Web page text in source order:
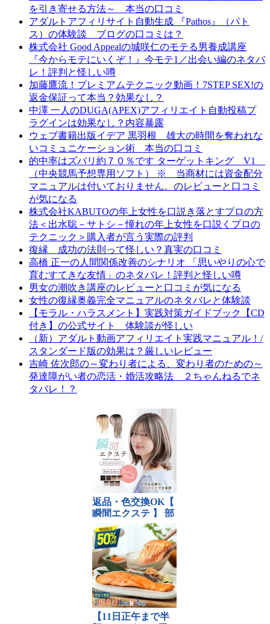
を引き寄せる方法～ 本当の口コミ
アダルトアフィリサイト自動生成 『Pathos』（パト
ス）の体験談 ブログの口コミは？
株式会社 Good Appealの城咲仁のモテる男養成講座
『今からモテにいくぞ！』今モテ1／出会い編のネタバ
レ！評判と怪しい噂
加藤鷹流！プレミアムテクニック動画！7STEP SEX!の
返金保証って本当？効果なし？
中澤 一人のDUGA(APEX)アフィリエイト自動投稿プ
ラグインは効果なし？内容暴露
ウェブ書籍出版イデア 黒羽根 雄大の時間を奪われな
いコミュニケーション術 本当の口コミ
的中率はズバリ約７０％です ターゲットキング V1
（中央競馬予想専用ソフト） ※ 当商材には資金配分
マニュアルは付いておりません。のレビューと口コミ
が気になる
株式会社KABUTOの年上女性を口説き落とすプロの方
法＜出水聡－サトシ－憧れの年上女性を口説くプロの
テクニック＞購入者が言う実際の評判
復縁 成功の法則って怪しい？真実の口コミ
高橋 正一の人間関係改善のシナリオ 「思いやりの心で
育むすてきな友情」のネタバレ！評判と怪しい噂
男女の潮吹き講座のレビューと口コミが気になる
女性の復縁奥義完全マニュアルのネタバレと体験談
【モラル・ハラスメント】実践対策ガイドブック【CD
付き】の公式サイト 体験談が怪しい
（新）アダルト動画アフィリエイト実践マニュアル！/
スタンダード版の効果は？厳しいレビュー
吉崎 佐次郎の～変わり者による、変わり者のための～
発達障がい者の恋活・婚活攻略法 ２ちゃんねるでネ
タバレ！？